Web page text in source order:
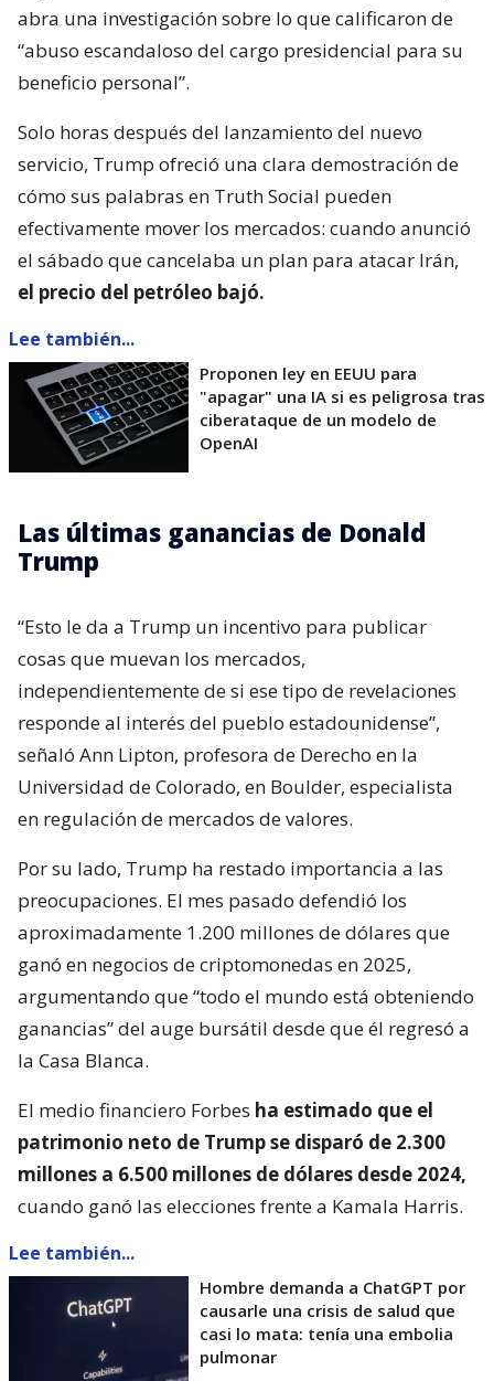
abra una investigación sobre lo que calificaron de
“abuso escandaloso del cargo presidencial para su
beneficio personal”.
Solo horas después del lanzamiento del nuevo
servicio, Trump ofreció una clara demostración de
cómo sus palabras en Truth Social pueden
efectivamente mover los mercados: cuando anunció
el sábado que cancelaba un plan para atacar Irán,
el precio del petróleo bajó.
Lee también...
Proponen ley en EEUU para
"apagar" una IA si es peligrosa tras
ciberataque de un modelo de
OpenAI
Las últimas ganancias de Donald
Trump
“Esto le da a Trump un incentivo para publicar
cosas que muevan los mercados,
independientemente de si ese tipo de revelaciones
responde al interés del pueblo estadounidense”,
señaló Ann Lipton, profesora de Derecho en la
Universidad de Colorado, en Boulder, especialista
en regulación de mercados de valores.
Por su lado, Trump ha restado importancia a las
preocupaciones. El mes pasado defendió los
aproximadamente 1.200 millones de dólares que
ganó en negocios de criptomonedas en 2025,
argumentando que “todo el mundo está obteniendo
ganancias” del auge bursátil desde que él regresó a
la Casa Blanca.
El medio financiero Forbes ha estimado que el
patrimonio neto de Trump se disparó de 2.300
millones a 6.500 millones de dólares desde 2024,
cuando ganó las elecciones frente a Kamala Harris.
Lee también...
Hombre demanda a ChatGPT por
causarle una crisis de salud que
casi lo mata: tenía una embolia
pulmonar